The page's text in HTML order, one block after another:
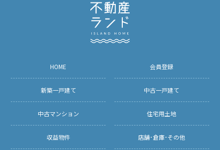
HOME 会員登録
新築一戸建て 中古一戸建て
中古マンション 住宅用土地
収益物件 店舗･倉庫･その他